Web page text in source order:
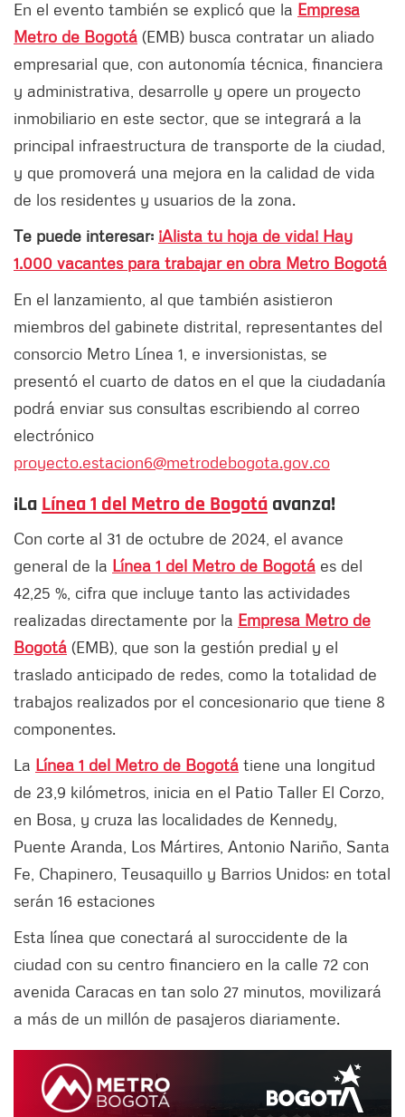
En el evento también se explicó que la Empresa
Metro de Bogotá (EMB) busca contratar un aliado
empresarial que, con autonomía técnica, financiera
y administrativa, desarrolle y opere un proyecto
inmobiliario en este sector, que se integrará a la
principal infraestructura de transporte de la ciudad,
y que promoverá una mejora en la calidad de vida
de los residentes y usuarios de la zona.
Te puede interesar: ¡Alista tu hoja de vida! Hay
1.000 vacantes para trabajar en obra Metro Bogotá
En el lanzamiento, al que también asistieron
miembros del gabinete distrital, representantes del
consorcio Metro Línea 1, e inversionistas, se
presentó el cuarto de datos en el que la ciudadanía
podrá enviar sus consultas escribiendo al correo
electrónico
proyecto.estacion6@metrodebogota.gov.co
¡La Línea 1 del Metro de Bogotá avanza!
Con corte al 31 de octubre de 2024, el avance
general de la Línea 1 del Metro de Bogotá es del
42,25 %, cifra que incluye tanto las actividades
realizadas directamente por la Empresa Metro de
Bogotá (EMB), que son la gestión predial y el
traslado anticipado de redes, como la totalidad de
trabajos realizados por el concesionario que tiene 8
componentes.
La Línea 1 del Metro de Bogotá tiene una longitud
de 23,9 kilómetros, inicia en el Patio Taller El Corzo,
en Bosa, y cruza las localidades de Kennedy,
Puente Aranda, Los Mártires, Antonio Nariño, Santa
Fe, Chapinero, Teusaquillo y Barrios Unidos; en total
serán 16 estaciones
Esta línea que conectará al suroccidente de la
ciudad con su centro financiero en la calle 72 con
avenida Caracas en tan solo 27 minutos, movilizará
a más de un millón de pasajeros diariamente.